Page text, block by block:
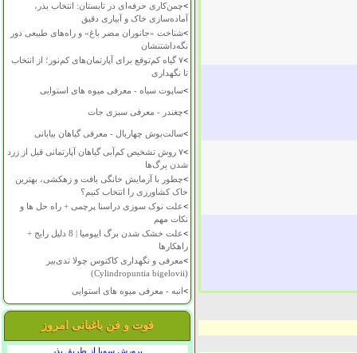
>چمن‌کاری حرفه‌ای در تابستان: انتخاب بذر،
آماده‌سازی خاک و آبیاری دقیق
>شناخت «جانوران مضر باغ» و راه‌های طبیعی دور
نگه‌داشتنشان
>
۷ گیاه کم‌توقع برای آپارتمان‌های کم‌نور؛ از انتخاب
تا نگهداری
>ساپوت سیاه - معرفی میوه های استوایی
>چغندر - معرفی سبزی جات
>سالت‌بوش چهاربال - معرفی گیاهان بیابانی
>
۷ روش تشخیص کم‌آبی گیاهان آپارتمانی قبل از زرد
شدن برگ‌ها
>چطور با آزمایش خانگی بافت و زهکشی، بهترین
خاک کشاورزی را انتخاب کنیم؟
>علت نوک سوزی دراسنا پرچمی + راه حل ها و
نکات مهم
>
علت خشک شدن برگ ایپومیا | 8 دلیل رایج +
راهکارها
>معرفی و نگهداری کاکتوس چولا تدی‌بیر
(Cylindropuntia bigelovii)
>انبه - معرفی میوه های استوایی
فوت و فن باغبانی امروز
پرورش سویا از طریق بذر